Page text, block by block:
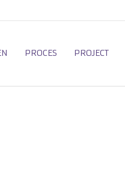
PROCES PROJECT